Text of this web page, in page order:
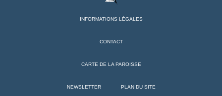
INFORMATIONS LÉGALES
CONTACT
CARTE DE LA PAROISSE
NEWSLETTER PLAN DU SITE